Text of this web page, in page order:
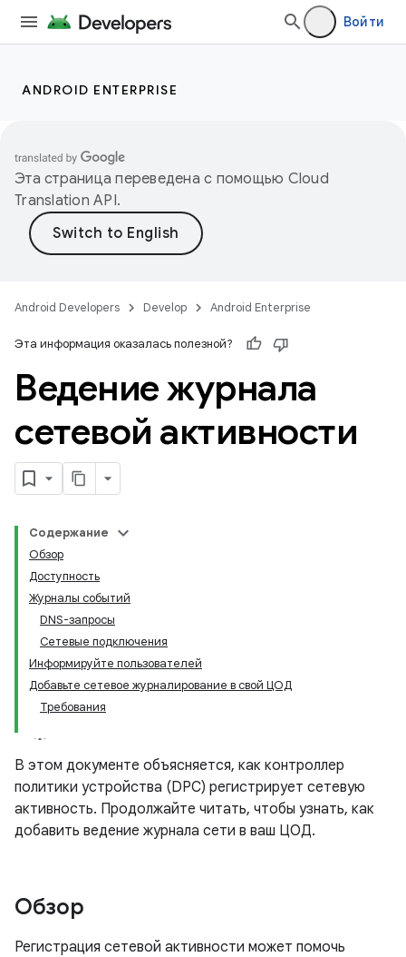
Войти
ANDROID ENTERPRISE
Эта страница переведена с помощью Cloud
Translation API.
Android Developers Develop Android Enterprise
Эта информация оказалась полезной?
Ведение журнала
сетевой активности
Содержание
Обзор
Доступность
Журналы событий
DNS-запросы
Сетевые подключения
Информируйте пользователей
Добавьте сетевое журналирование в свой ЦОД
Требования
В этом документе объясняется, как контроллер
политики устройства (DPC) регистрирует сетевую
активность. Продолжайте читать, чтобы узнать, как
добавить ведение журнала сети в ваш ЦОД.
Обзор
Регистрация сетевой активности может помочь